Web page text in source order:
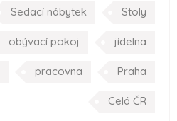
Sedací nábytek Stoly
obývací pokoj jídelna
pracovna Praha
Celá ČR